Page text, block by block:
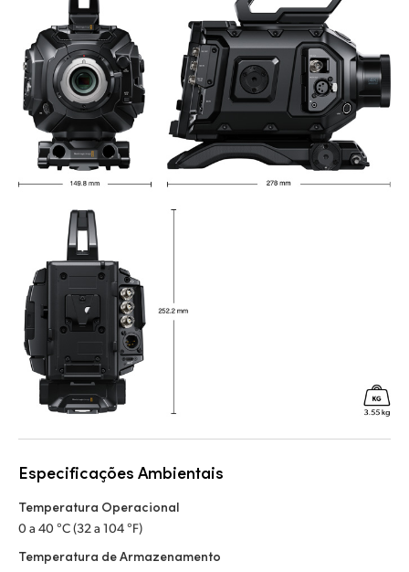
Especificações Ambientais
Temperatura Operacional
0 a 40 °C (32 a 104 °F)
Temperatura de Armazenamento